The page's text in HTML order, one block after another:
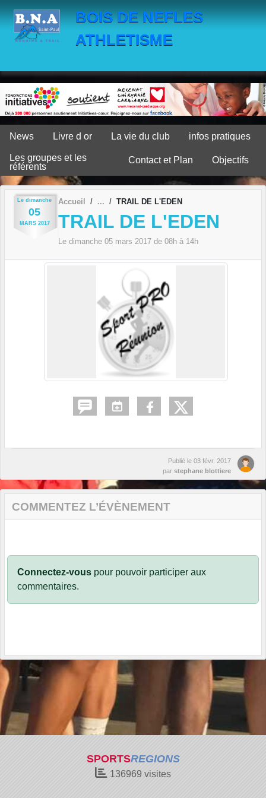
BOIS DE NEFLES
ATHLETISME
News Livre d or La vie du club infos pratiques
Les groupes et les
référents
Contact et Plan Objectifs
Le dimanche
05
MARS 2017
Accueil TRAIL DE L'EDEN
TRAIL DE L'EDEN
Le dimanche 05 mars 2017 de 08h à 14h
Publié le 03 févr. 2017
par stephane blottiere
COMMENTEZ L’ÉVÈNEMENT
Connectez-vous pour pouvoir participer aux
commentaires.
SPORTSREGIONS
136969 visites